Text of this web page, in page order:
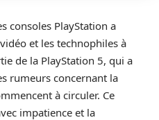
consoles PlayStation a
et les technophiles à
de la PlayStation 5, qui a
rumeurs concernant la
à circuler. Ce
impatience et la